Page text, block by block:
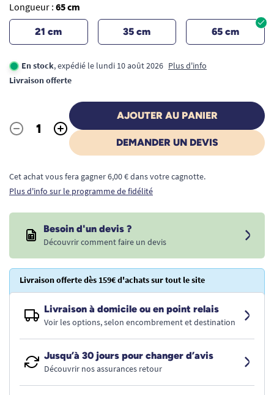
Longueur : 65 cm
21 cm 35 cm 65 cm
En stock, expédié le lundi 10 août 2026 Plus d'info
Livraison offerte
Quantité
- +
AJOUTER AU PANIER
DEMANDER UN DEVIS
Cet achat vous fera gagner 6,00 € dans votre cagnotte.
Plus d'info sur le programme de fidélité
Besoin d'un devis ?
Découvrir comment faire un devis
Livraison offerte dès 159€ d'achats sur tout le site
Livraison à domicile ou en point relais
Voir les options, selon encombrement et destination
Jusqu’à 30 jours pour changer d’avis
Découvrir nos assurances retour